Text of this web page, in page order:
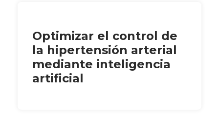
Optimizar el control de
la hipertensión arterial
mediante inteligencia
artificial